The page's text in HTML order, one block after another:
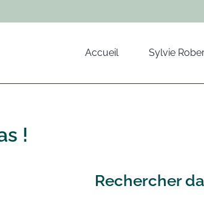
Accueil Sylvie
!
Rechercher